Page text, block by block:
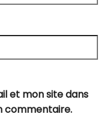
et mon site dans
commentaire.